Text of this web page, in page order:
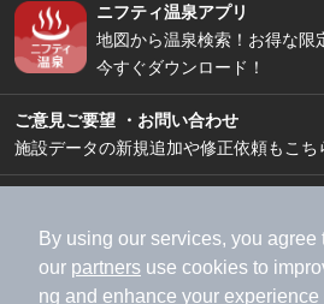
By using our services, you agree
our partners use cookies to
ng and enhance your experience
ニフティ温泉アプリ
地図から温泉検索！お得な限
今すぐダウンロード！
ご意見ご要望 ・お問い合わせ
施設データの新規追加や修正依頼もこち
加盟店募集（資料請求）
広
利用規約
ライフスタイル